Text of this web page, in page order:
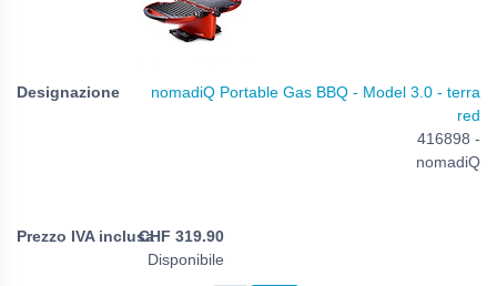
nomadiQ Portable Gas BBQ - Model 3.0 - terra
red
416898 -
nomadiQ
CHF 319.90
Disponibile